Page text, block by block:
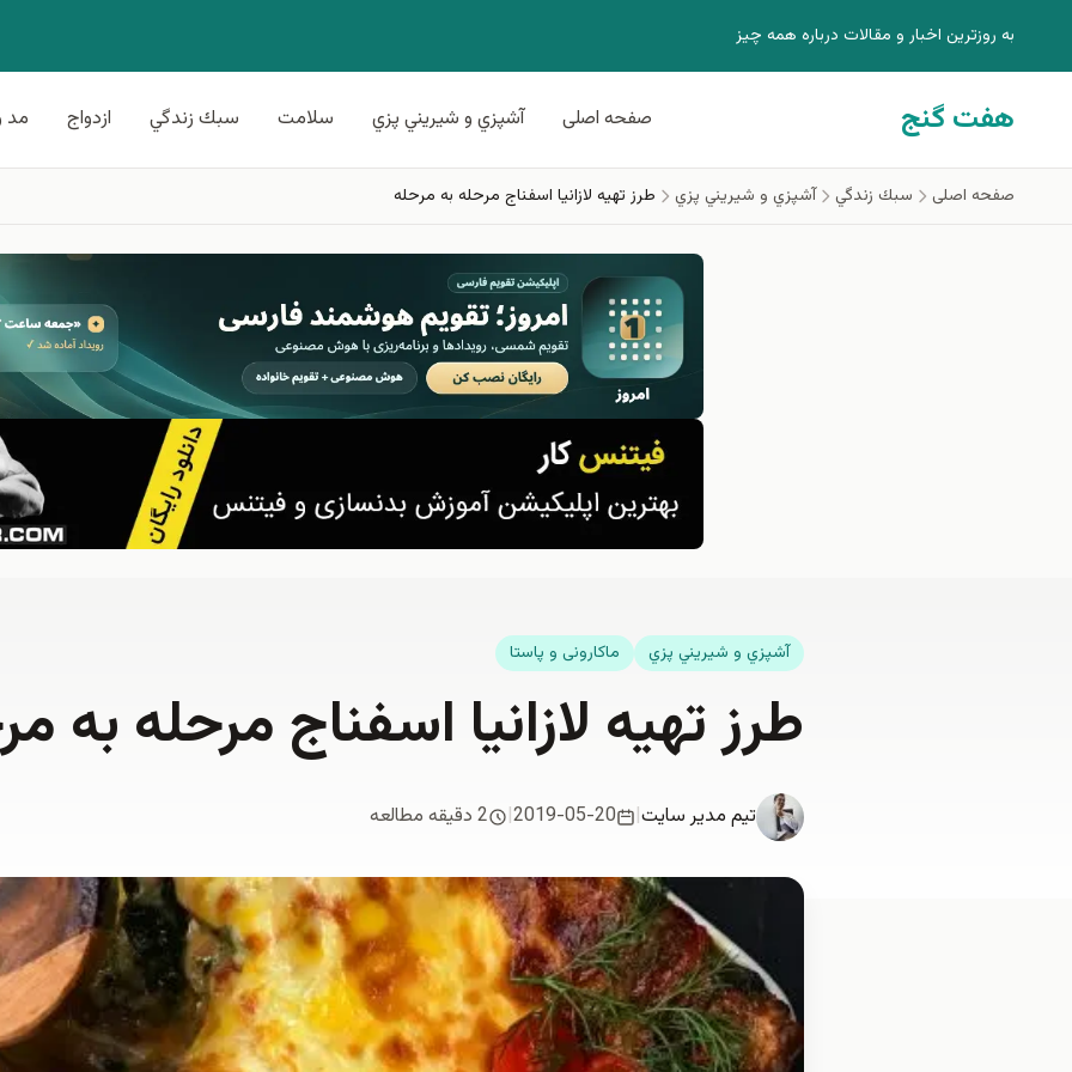
به روزترين اخبار و مقالات درباره همه چيز
هفت گنج صفحه اصلی آشپزي و شيريني پزي سلامت سبك زندگي ازدواج مد
صفحه اصلی سبك زندگي آشپزي و شيريني پزي طرز تهیه لازانیا اسفناج مرحله به مرحله
آشپزي و شيريني پزي ماکارونی و پاستا
طرز تهیه لازانیا اسفناج مرحله به
تیم مدیر سایت|
2019-05-20
| 2 دقیقه مطالعه